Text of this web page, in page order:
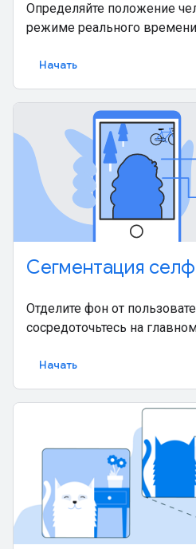
Определяйте положение
режиме реального
Начать
Сегментация
Отделите фон от
сосредоточьтесь на
Начать